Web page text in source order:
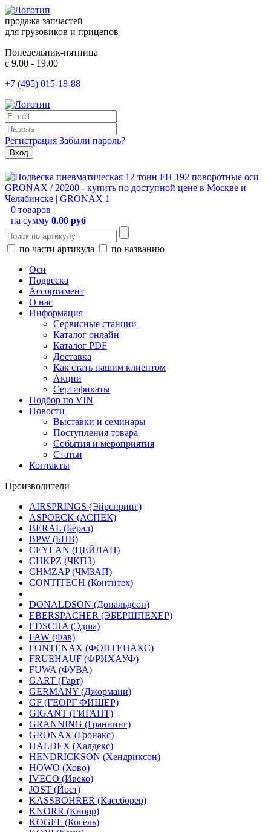
продажа запчастей
для грузовиков и прицепов
Понедельник-пятница
с 9.00 - 19.00
+7 (495) 015-18-88
Регистрация Забыли пароль?
0 товаров
на сумму 0.00 руб
по части артикула
по названию
Оси
Подвеска
Ассортимент
О нас
Информация
Сервисные станции
Каталог онлайн
Каталог PDF
Доставка
Как стать нашим клиентом
Акции
Сертификаты
Подбор по VIN
Новости
Выставки и семинары
Поступления товара
События и мероприятия
Статьи
Контакты
Производители
AIRSPRINGS (Эйрспринг)
ASPOECK (АСПЕК)
BERAL (Берал)
BPW (БПВ)
CEYLAN (ЦЕЙЛАН)
CHKPZ (ЧКПЗ)
CHMZAP (ЧМЗАП)
CONTITECH (Контитех)
DONALDSON (Дональдсон)
EBERSPACHER (ЭБЕРШПЕХЕР)
EDSCHA (Эдша)
FAW (Фав)
FONTENAX (ФОНТЕНАКС)
FRUEHAUF (ФРИХАУФ)
FUWA (ФУВА)
GART (Гарт)
GERMANY (Джормани)
GF (ГЕОРГ ФИШЕР)
GIGANT (ГИГАНТ)
GRANNING (Граннинг)
GRONAX (Гронакс)
HALDEX (Халдекс)
HENDRICKSON (Хендриксон)
HOWO (Хово)
IVECO (Ивеко)
JOST (Йост)
KASSBOHRER (Касcборер)
KNORR (Кнорр)
KOGEL (Когель)